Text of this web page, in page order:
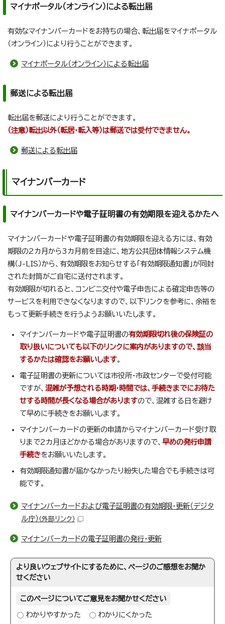
マイナポータル（オンライン）による転出届
有効なマイナンバーカードをお持ちの場合、転出届をマイナポータル
（オンライン）により行うことができます。
マイナポータル（オンライン）による転出届
郵送による転出届
転出届を郵送により行うことができます。
（注意）転出以外（転居・転入等）は郵送では受付できません。
郵送による転出届
マイナンバーカード
マイナンバーカードや電子証明書の有効期限を迎えるかたへ
マイナンバーカードや電子証明書の有効期限を迎える方には、有効
期限の2カ月から3カ月前を目途に、地方公共団体情報システム機
構（J-LIS）から、有効期限をお知らせする「有効期限通知書」が同封
された封筒がご自宅に送付されます。
有効期限が切れると、コンビニ交付や電子申告による確定申告等の
サービスを利用できなくなりますので、以下リンクを参考に、余裕を
もって更新手続きを行うようお願いいたします。
マイナンバーカードや電子証明書の有効期限切れ後の保険証の
取り扱いについても以下のリンクに案内がありますので、該当
するかたは確認をお願いします。
電子証明書の更新については市役所・市政センターで受付可能
ですが、 混雑が予想される時期・時間では、手続きまでにお待た
せする時間が長くなる場合がありますので、混雑する日を避け
て早めに手続きをお願いします。
マイナンバーカードの更新の申請からマイナンバーカード受け取
りまで2カ月ほどかかる場合がありますので、 早めの発行申請
手続きをお願いいたします。
有効期限通知書が届かなかったり紛失した場合でも手続きは可
能です。
マイナンバーカードおよび電子証明書の有効期限・更新（デジタ
ル庁） （外部リンク）
マイナンバーカードの電子証明書の発行・更新
より良いウェブサイトにするために、ページのご感想をお聞か
せください
このページについてご意見をお聞かせください
わかりやすかった わかりにくかった